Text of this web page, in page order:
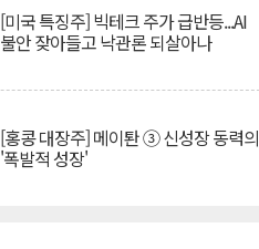
[미국 특징주] 빅테크 주가 급반등...AI
불안 잦아들고 낙관론 되살아나
[홍콩 대장주] 메이퇀 ③ 신성장 동력의
'폭발적 성장'